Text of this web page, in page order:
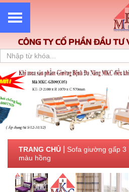
CÔNG TY CỔ PHẦN ĐẦU TƯ
TRANG CHỦ Sofa giường gấp 3
màu hồng